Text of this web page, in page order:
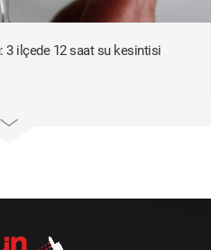
3 ilçede 12 saat su kesintisi